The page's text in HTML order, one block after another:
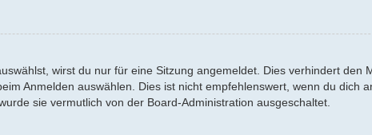
wirst du nur für eine Sitzung angemeldet. Dies verhindert den
Anmelden auswählen. Dies ist nicht empfehlenswert, wenn du dich
sie vermutlich von der Board-Administration ausgeschaltet.